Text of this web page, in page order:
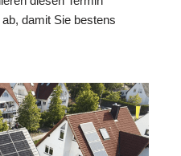
damit Sie bestens